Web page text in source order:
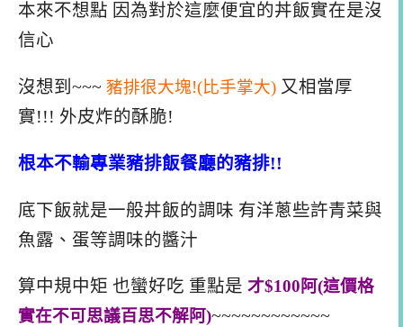
本來不想點 因為對於這麼便宜的丼飯實在是沒
信心
沒想到~~~ 豬排很大塊!(比手掌大) 又相當厚
實!!! 外皮炸的酥脆!
根本不輸專業豬排飯餐廳的豬排!!
底下飯就是一般丼飯的調味 有洋蔥些許青菜與
魚露、蛋等調味的醬汁
算中規中矩 也蠻好吃 重點是 才$100阿(這價格
實在不可思議百思不解阿)~~~~~~~~~~~~